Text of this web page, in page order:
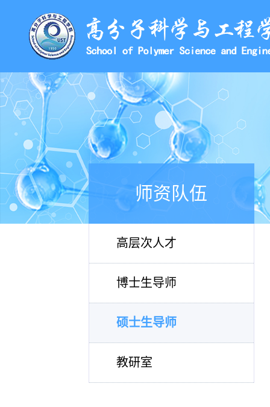
师资队伍
高层次人才
博士生导师
硕士生导师
教研室